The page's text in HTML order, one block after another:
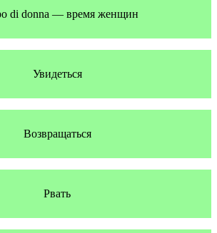
di donna — время женщин
Увидеться
Возвращаться
Рвать